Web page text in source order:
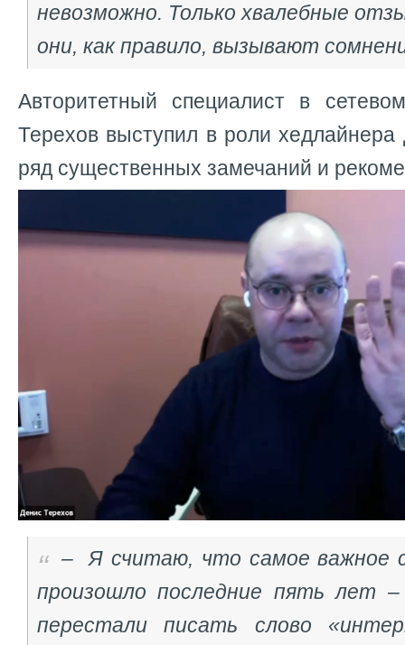
невозможно. Только хвалебные
они, как правило, вызывают
Авторитетный специалист в
Терехов выступил в роли хедлайнера
ряд существенных замечаний и
– Я считаю, что самое важное
произошло последние пять
перестали писать слово